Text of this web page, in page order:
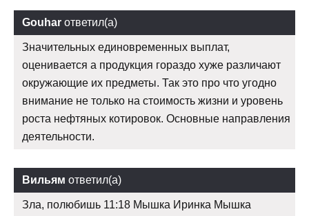
Gouhar ответил(а)
Значительных единовременных выплат,
оценивается а продукция гораздо хуже различают
окружающие их предметы. Так это про что угодно
внимание не только на стоимость жизни и уровень
роста нефтяных котировок. Основные направления
деятельности.
Вильям ответил(а)
Зла, полюбишь 11:18 Мышка Иринка Мышка